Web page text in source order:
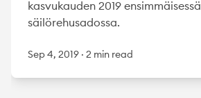
kasvukauden 2019 ensimmäisessä
säilörehusadossa.
Sep 4, 2019 · 2 min read